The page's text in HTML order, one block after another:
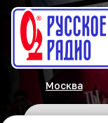
Москва